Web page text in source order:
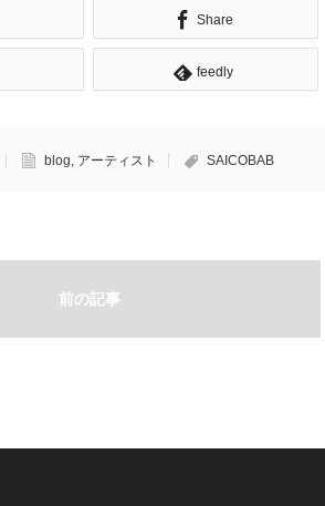
Share
feedly
blog, アーティスト SAICOBAB
前の記事